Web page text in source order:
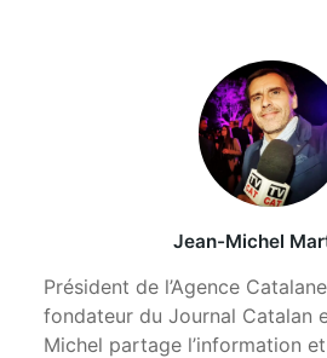
Jean-Michel
Président de l’Agence
fondateur du Journal Catalan
Michel partage l’information